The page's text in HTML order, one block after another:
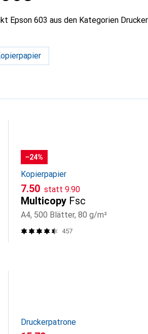
Epson 603 aus den Kategorien
−24%
Kopierpapier
CHF
7.50 statt CHF
9.90
Multicopy Fsc
A4, 500 Blätter, 80 g/m²
457
Druckerpatrone